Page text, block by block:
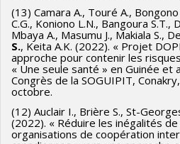
(13) Camara A., Touré A.,
C.G., Koniono L.N., Bangoura S.T.,
Mbaya A., Masumu J., Makiala S.,
S., Keita A.K. (2022). « Projet
approche pour contenir les
« Une seule santé » en Guinée et
Congrès de la SOGUIPIT,
octobre.
(12) Auclair I., Brière S., St-
(2022). « Réduire les inégalités
organisations de coopération